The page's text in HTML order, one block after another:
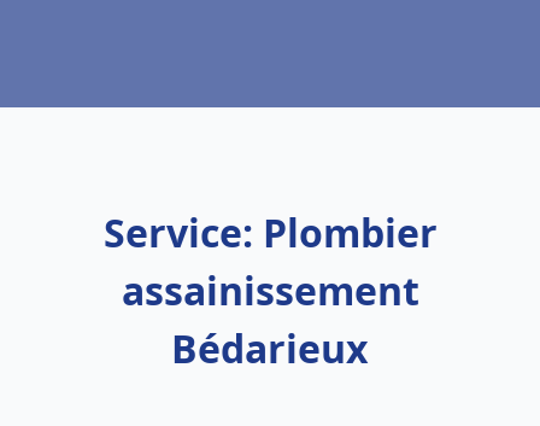
Service: Plombier
assainissement
Bédarieux